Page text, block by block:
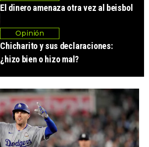
El dinero amenaza otra vez al beisbol
Opinión
Chicharito y sus declaraciones:
¿hizo bien o hizo mal?